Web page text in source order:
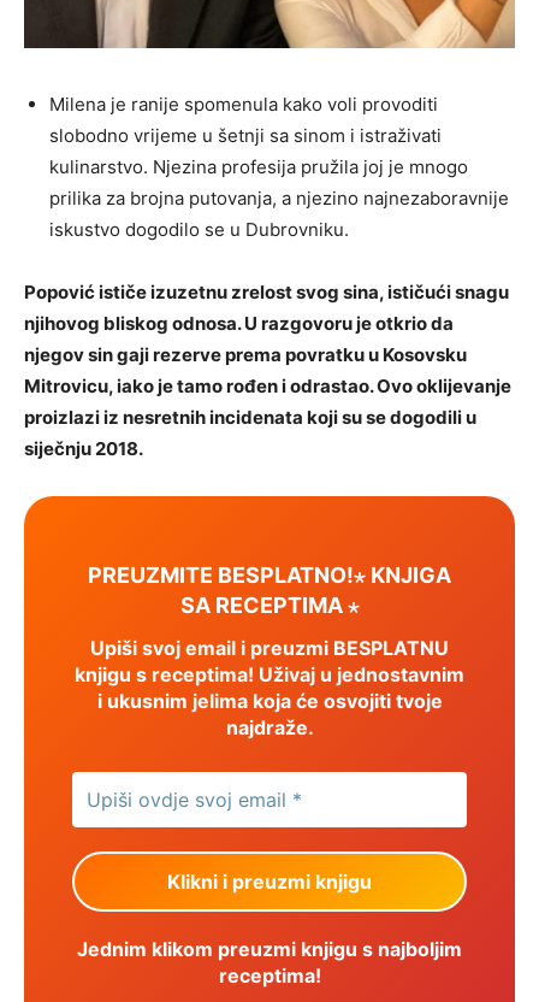
Milena je ranije spomenula kako voli provoditi
slobodno vrijeme u šetnji sa sinom i istraživati ​​
kulinarstvo. Njezina profesija pružila joj je mnogo
prilika za brojna putovanja, a njezino najnezaboravnije
iskustvo dogodilo se u Dubrovniku.
Popović ističe izuzetnu zrelost svog sina, ističući snagu
njihovog bliskog odnosa. U razgovoru je otkrio da
njegov sin gaji rezerve prema povratku u Kosovsku
Mitrovicu, iako je tamo rođen i odrastao. Ovo oklijevanje
proizlazi iz nesretnih incidenata koji su se dogodili u
siječnju 2018.
PREUZMITE BESPLATNO!⋆ KNJIGA
SA RECEPTIMA ⋆
Upiši svoj email i preuzmi BESPLATNU
knjigu s receptima! Uživaj u jednostavnim
i ukusnim jelima koja će osvojiti tvoje
najdraže.
Jednim klikom preuzmi knjigu s najboljim
receptima!